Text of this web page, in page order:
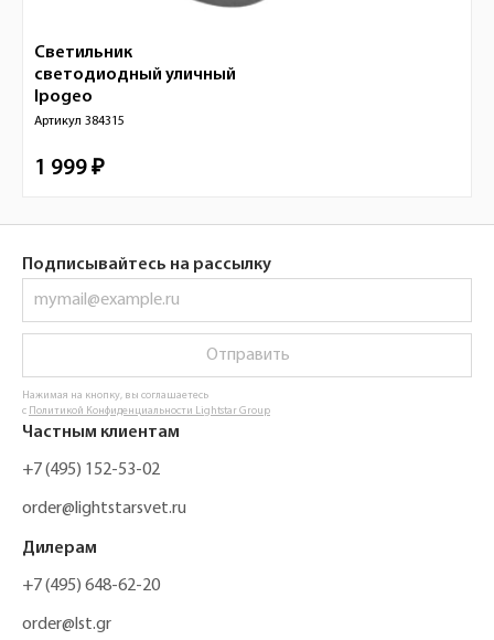
Светильник
светодиодный уличный
Ipogeo
Артикул 384315
1 999 ₽
Подписывайтесь на рассылку
Отправить
Нажимая на кнопку, вы соглашаетесь
с Политикой Конфиденциальности Lightstar Group
Частным клиентам
+7 (495) 152-53-02
order@lightstarsvet.ru
Дилерам
+7 (495) 648-62-20
order@lst.gr